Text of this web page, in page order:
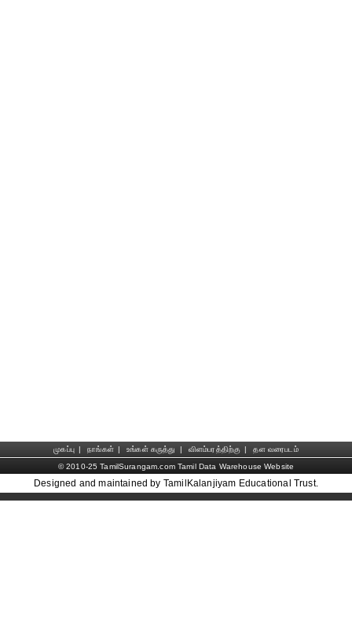
முகப்பு | நாங்கள் | உங்கள் கருத்து | விளம்பரத்திற்கு |
தள வரைபடம்
© 2010-25 TamilSurangam.com Tamil Data Warehouse Website
Designed and maintained by TamilKalanjiyam Educational Trust.